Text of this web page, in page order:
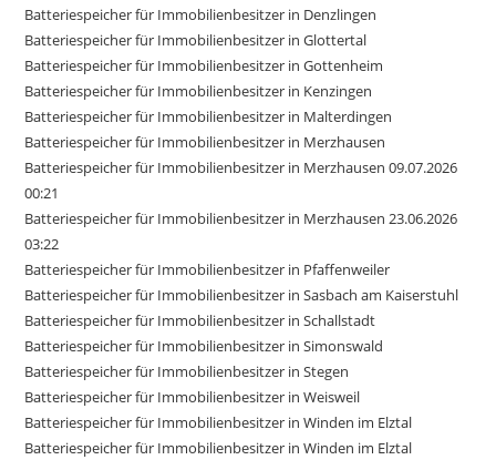
Batteriespeicher für Immobilienbesitzer in Denzlingen
Batteriespeicher für Immobilienbesitzer in Glottertal
Batteriespeicher für Immobilienbesitzer in Gottenheim
Batteriespeicher für Immobilienbesitzer in Kenzingen
Batteriespeicher für Immobilienbesitzer in Malterdingen
Batteriespeicher für Immobilienbesitzer in Merzhausen
Batteriespeicher für Immobilienbesitzer in Merzhausen 09.07.2026
00:21
Batteriespeicher für Immobilienbesitzer in Merzhausen 23.06.2026
03:22
Batteriespeicher für Immobilienbesitzer in Pfaffenweiler
Batteriespeicher für Immobilienbesitzer in Sasbach am Kaiserstuhl
Batteriespeicher für Immobilienbesitzer in Schallstadt
Batteriespeicher für Immobilienbesitzer in Simonswald
Batteriespeicher für Immobilienbesitzer in Stegen
Batteriespeicher für Immobilienbesitzer in Weisweil
Batteriespeicher für Immobilienbesitzer in Winden im Elztal
Batteriespeicher für Immobilienbesitzer in Winden im Elztal